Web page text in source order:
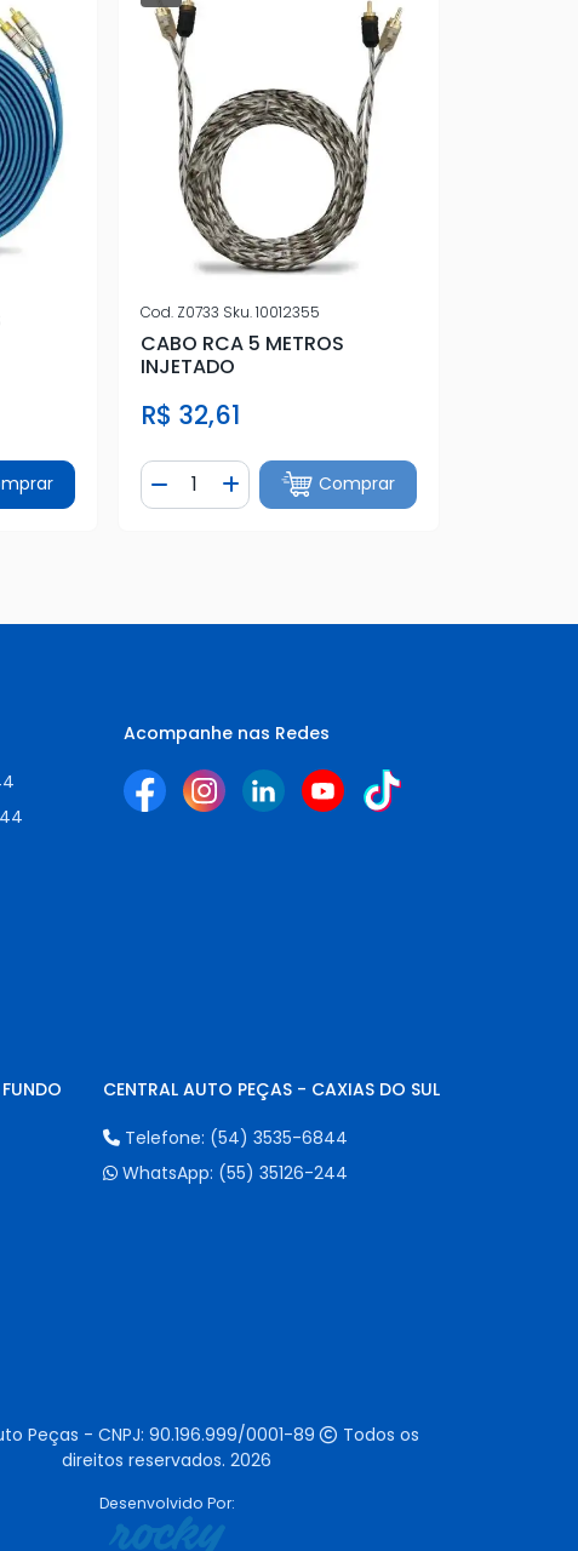
Cod.Z0733 Sku.10012355
CABO RCA 5 METROS
INJETADO
R$ 32,61
Diminuir Quantidade
Quantidade
Adicionar Quantidade
Comprar
Acompanhe nas Redes
CENTRAL AUTO PEÇAS - CAXIAS DO SUL
Telefone: (54) 3535-6844
WhatsApp: (55) 35126-244
Peças - CNPJ: 90.196.999/0001-89
Todos os
direitos reservados. 2026
Desenvolvido Por: